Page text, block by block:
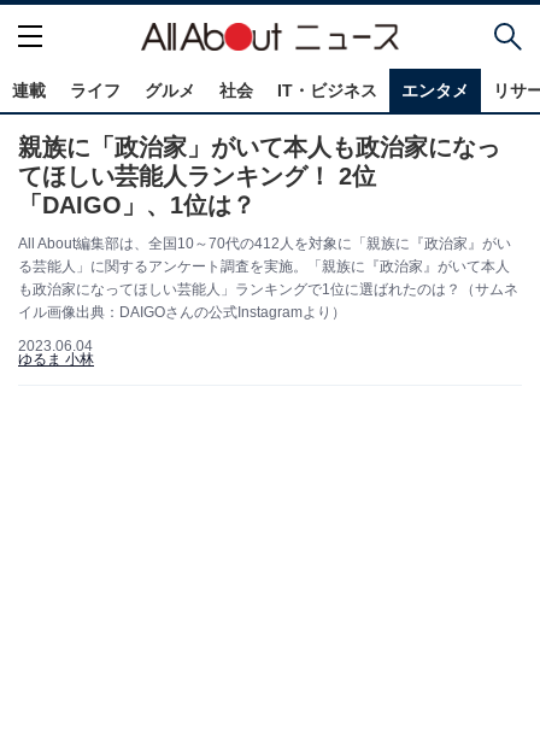
連載 ライフ グルメ 社会 IT・ビジネス エンタメ リサ
親族に「政治家」がいて本人も政治家になっ
てほしい芸能人ランキング！ 2位
「DAIGO」、1位は？
All About編集部は、全国10～70代の412人を対象に「親族に『政治家』がい
る芸能人」に関するアンケート調査を実施。「親族に『政治家』がいて本人
も政治家になってほしい芸能人」ランキングで1位に選ばれたのは？（サムネ
イル画像出典：DAIGOさんの公式Instagramより）
2023.06.04
ゆるま 小林